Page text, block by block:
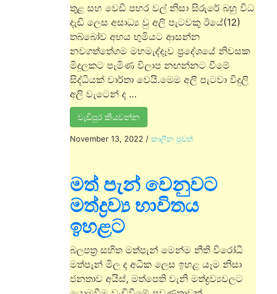
තුළ සහ වෙඩි පහර වල් නිසා සිරුරේ බහු විධ
දැඩි ලෙස අසාධ්‍ය වු අලි පැටවකු ඊයේ(12)
තබ්බෝව අභය භුමියට ආසන්න
නවගත්තේගම මහමැද්දෑව ප්‍රදේශයේ නිවසක
මිදුලකට පැමිණ විලාප නඟන්නට වීමේ
සිද්ධියක් වාර්තා වෙයි.මෙම අලි පැටවා විදුලි
අලි වැටෙන් ද …
වැඩිපුර කියවන්න
November 13, 2022 / කාලීන පුවත්
මත් පැන් වෙනුවට
මත්ද්‍රව්‍ය භාවිතය
ඉහළට
බලපත්‍ර සහිත මත්පැන් මෙන්ම නීති විරෝධී
මත්පැන් මිල ද අධික ලෙස ඉහළ යෑම නිසා
ජනතාව අයිස්, මත්පෙති වැනි මත්ද්‍රව්‍යවලට